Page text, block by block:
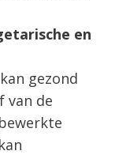
en
gezond
van de